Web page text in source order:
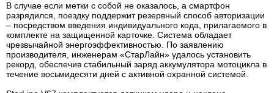
В случае если метки с собой не оказалось, а смартфон
разрядился, поездку поддержит резервный способ авторизации
– посредством введения индивидуального кода, прилагаемого в
комплекте на защищенной карточке. Система обладает
чрезвычайной энергоэффективностью. По заявлению
производителя, инженерам «СтарЛайн» удалось установить
рекорд, обеспечив стабильный заряд аккумулятора мотоцикла в
течение восьмидесяти дней с активной охранной системой.